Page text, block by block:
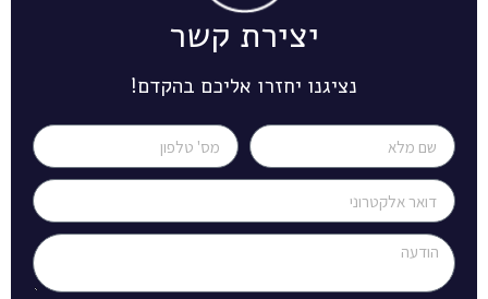
יצירת קשר
נציגנו יחזרו אליכם בהקדם!